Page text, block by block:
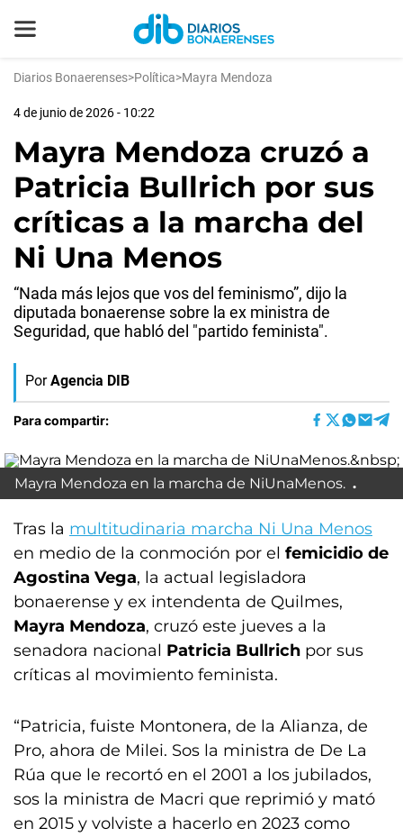
Diarios Bonaerenses>Política>Mayra Mendoza
4 de junio de 2026 - 10:22
Mayra Mendoza cruzó a
Patricia Bullrich por sus
críticas a la marcha del
Ni Una Menos
“Nada más lejos que vos del feminismo”, dijo la
diputada bonaerense sobre la ex ministra de
Seguridad, que habló del "partido feminista".
Por Agencia DIB
Para compartir:
Mayra Mendoza en la marcha de NiUnaMenos.
Tras la multitudinaria marcha Ni Una Menos
en medio de la conmoción por el femicidio de
Agostina Vega, la actual legisladora
bonaerense y ex intendenta de Quilmes,
Mayra Mendoza, cruzó este jueves a la
senadora nacional Patricia Bullrich por sus
críticas al movimiento feminista.
“Patricia, fuiste Montonera, de la Alianza, de
Pro, ahora de Milei. Sos la ministra de De La
Rúa que le recortó en el 2001 a los jubilados,
sos la ministra de Macri que reprimió y mató
en 2015 y volviste a hacerlo en 2023 como